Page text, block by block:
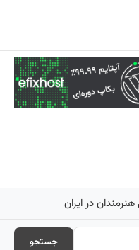
در ایران
جستجو